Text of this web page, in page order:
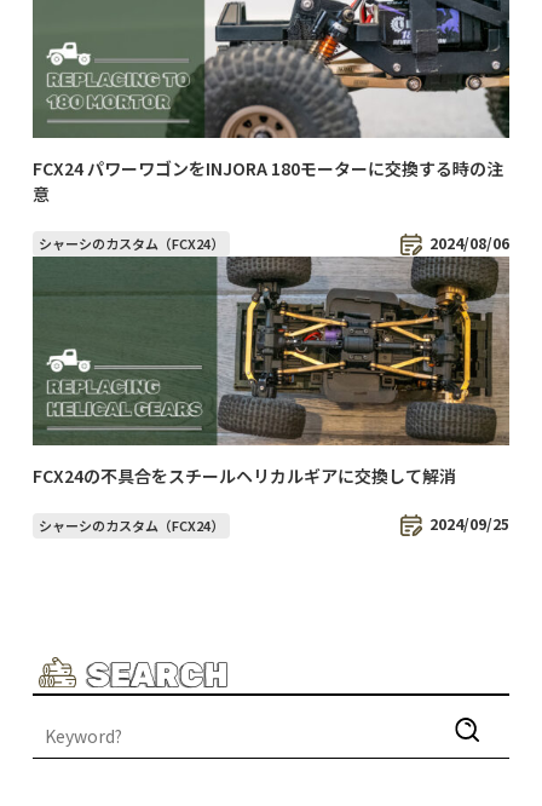
FCX24 パワーワゴンをINJORA 180モーターに交換する時の注
意
シャーシのカスタム（FCX24） 2024/08/06
FCX24の不具合をスチールヘリカルギアに交換して解消
シャーシのカスタム（FCX24） 2024/09/25
SEARCH